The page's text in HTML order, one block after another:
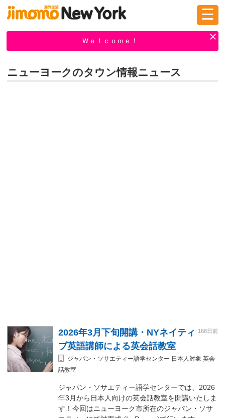
☰
Ｗｅｌｃｏｍｅ！
ニューヨークのタウン情報ニュース
2026年3月下旬開講・NYネイティ
ブ英語講師による英会話教室
168日前
ジャパン・ソサエティー語学センター 日本人対象 英会
話教室
ジャパン・ソサエティー語学センターでは、2026
年3月から日本人向けの英会話教室を開講いたしま
す！今回はニューヨーク市所在のジャパン・ソサ